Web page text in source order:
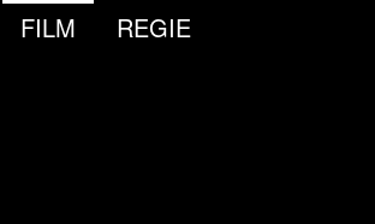
FILM REGIE